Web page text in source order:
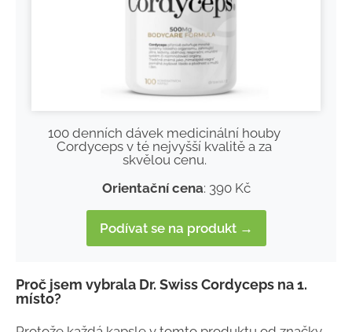
100 denních dávek medicinální houby
Cordyceps v té nejvyšší kvalitě a za
skvělou cenu.
Orientační cena: 390 Kč
Podívat se na produkt →
Proč jsem vybrala Dr. Swiss Cordyceps na 1.
místo?